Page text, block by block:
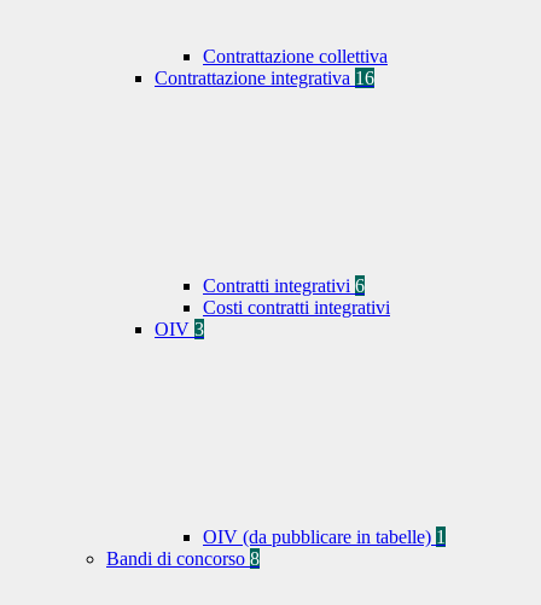
Contrattazione collettiva
Contrattazione integrativa 16
Contratti integrativi 6
Costi contratti integrativi
OIV 3
OIV (da pubblicare in tabelle) 1
Bandi di concorso 8